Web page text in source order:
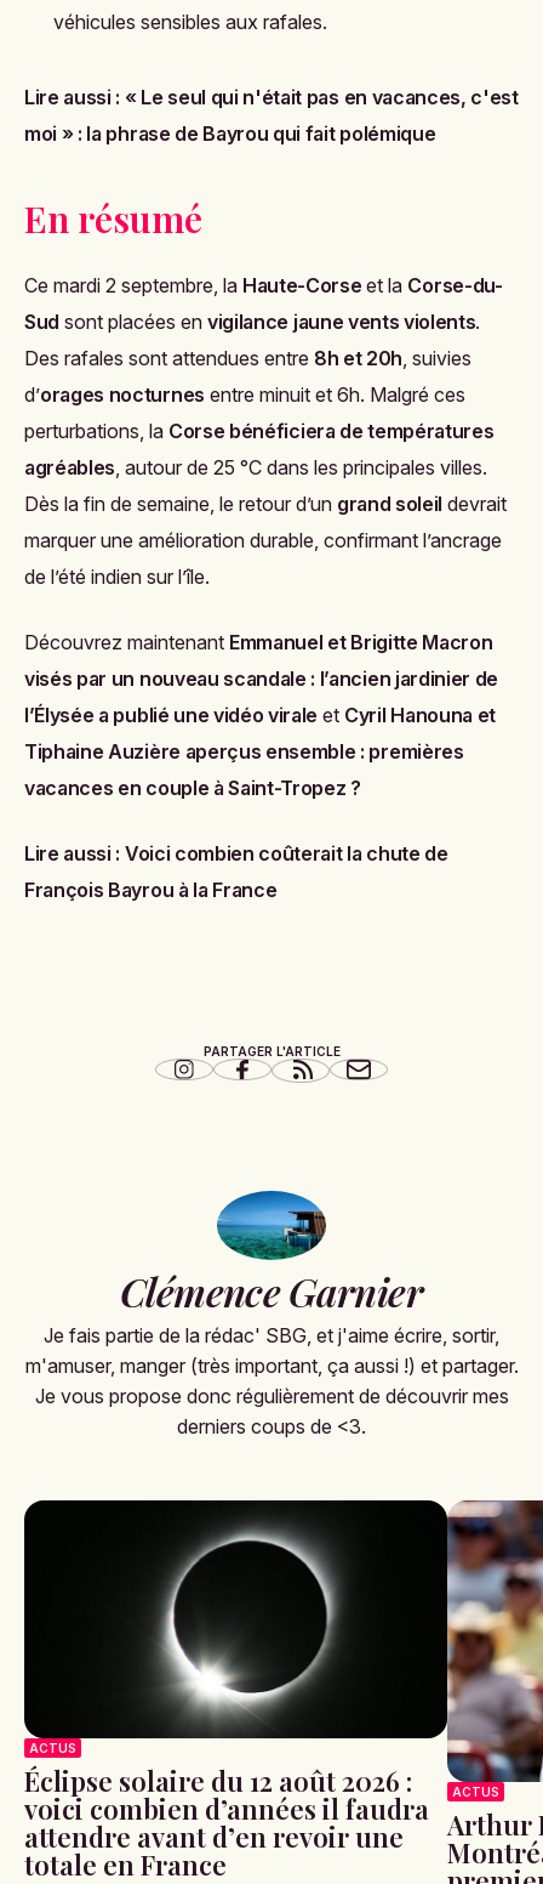
véhicules sensibles aux rafales.
Lire aussi : « Le seul qui n'était pas en vacances, c'est
moi » : la phrase de Bayrou qui fait polémique
En résumé
Ce mardi 2 septembre, la Haute-Corse et la Corse-du-
Sud sont placées envigilance jaune vents violents.
Des rafales sont attendues entre 8h et 20h, suivies
d’orages nocturnes entre minuit et 6h. Malgré ces
perturbations, la Corse bénéficiera de températures
agréables, autour de 25 °C dans les principales villes.
Dès la fin de semaine, le retour d’un grand soleil devrait
marquer une amélioration durable, confirmant l’ancrage
de l’été indien sur l’île.
Découvrez maintenant Emmanuel et Brigitte Macron
visés par un nouveau scandale : l’ancien jardinier de
l’Élysée a publié une vidéo virale et Cyril Hanouna et
Tiphaine Auzière aperçus ensemble : premières
vacances en couple à Saint-Tropez ?
Lire aussi : Voici combien coûterait la chute de
François Bayrou à la France
PARTAGER L'ARTICLE
Clémence Garnier
Je fais partie de la rédac' SBG, et j'aime écrire, sortir,
m'amuser, manger (très important, ça aussi !) et partager.
Je vous propose donc régulièrement de découvrir mes
derniers coups de <3.
ACTUS
Éclipse solaire du 12 août 2026 :
voici combien d’années il faudra
attendre avant d’en revoir une
totale en France
ACTUS
Arthur